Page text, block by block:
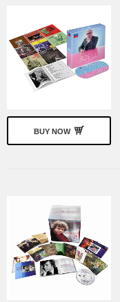
BUY NOW